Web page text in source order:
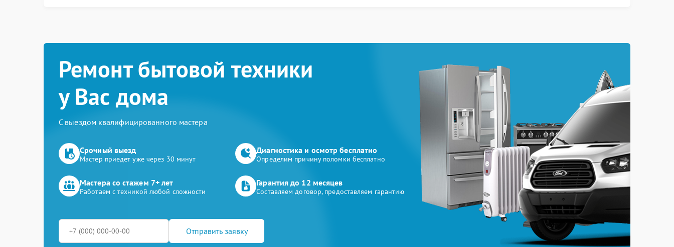
Ремонт бытовой техники
у Вас дома
С выездом квалифицированного мастера
Срочный выезд
Мастер приедет уже через 30 минут
Диагностика и осмотр бесплатно
Определим причину поломки бесплатно
Мастера со стажем 7+ лет
Работаем с техникой любой сложности
Гарантия до 12 месяцев
Составляем договор, предоставляем гарантию
Отправить заявку